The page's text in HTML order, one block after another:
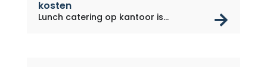
kosten
Lunch catering op kantoor is...